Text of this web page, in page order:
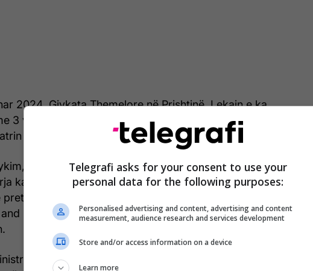
2024, Gjykata Themelore në Prishtinë, Lekajn e ka
3 vite e 8 muaj burgim, Berishën me 3 vite e 3 muaj,
dhe Tahirin me nga 1 vit e 8 muaj burgim.
thuhet se prej mbrojtjes së dhënë nga i akuzuari Lekaj,
ka gjetur se me asnjë provë të vetme nuk ka arritur që të
se nga qeveritë e kaluara i është mbetur borxh
Enka” dhe se çështja mund të përfundojnë në
të provës- raportit nga Thesari i Kosovës i
Telegrafi asks for your consent to use your
personal data for the following purposes:
Personalised advertising and content, advertising and content
measurement, audience research and services development
Store and/or access information on a device
Learn more